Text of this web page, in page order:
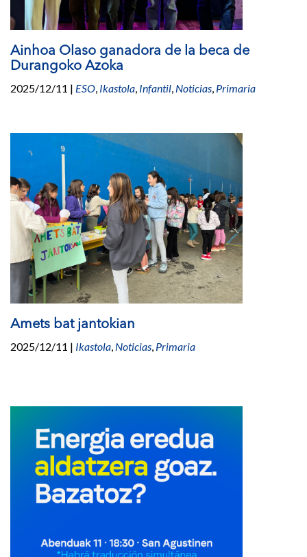
Ainhoa Olaso ganadora de la beca de
Durangoko Azoka
2025/12/11 | ESO Ikastola Infantil Noticias Primaria
Amets bat jantokian
2025/12/11 | Ikastola, Noticias, Primaria